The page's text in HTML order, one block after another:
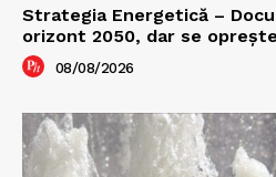
Strategia Energetică –
orizont 2050, dar se
08/08/2026